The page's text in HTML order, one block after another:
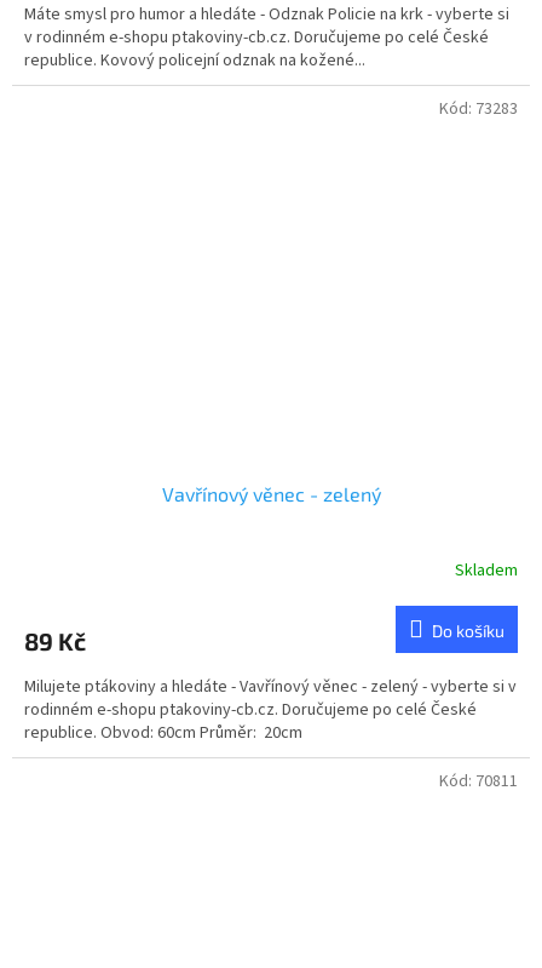
Máte smysl pro humor a hledáte - Odznak Policie na krk - vyberte si
v rodinném e-shopu ptakoviny-cb.cz. Doručujeme po celé České
republice. Kovový policejní odznak na kožené...
Vavřínový věnec - zelený
Skladem
89 Kč Do košíku
Milujete ptákoviny a hledáte - Vavřínový věnec - zelený - vyberte si v
rodinném e-shopu ptakoviny-cb.cz. Doručujeme po celé České
republice. Obvod: 60cm Průměr: 20cm
Kód: 73283
Kód: 70811